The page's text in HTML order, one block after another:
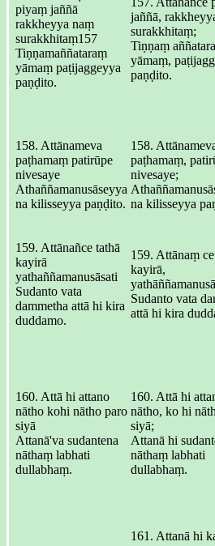
piyaṃ jaññā
rakkheyya naṃ
surakkhitaṃ157
Tiṇṇamaññataraṃ
yāmaṃ paṭijaggeyya
paṇḍito.
jaññā,
surakkhitaṃ;
Tiṇṇaṃ
yāmaṃ,
paṇḍito.
158. Attānameva
paṭhamaṃ patirūpe
nivesaye
Athaññamanusāseyya
na kilisseyya paṇḍito.
158.
paṭhamaṃ,
nivesaye;
na kilisseyya
159. Attānañce tathā
kayirā
yathaññamanusāsati
Sudanto vata
dammetha attā hi kira
duddamo.
159. Attānaṃ
kayirā,
Sudanto vata
attā hi kira
160. Attā hi attano
nātho kohi nātho paro
siyā
Attanā'va sudantena
nāthaṃ labhati
dullabhaṃ.
160. Attā hi
nātho, ko hi
siyā;
Attanā hi
nāthaṃ labhati
dullabhaṃ.
161. Attanā hi